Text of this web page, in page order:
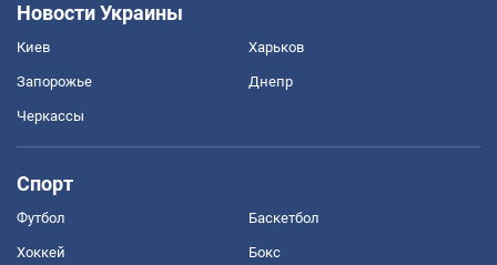
Новости Украины
Киев Харьков
Запорожье Днепр
Черкассы
Спорт
Футбол Баскетбол
Хоккей Бокс